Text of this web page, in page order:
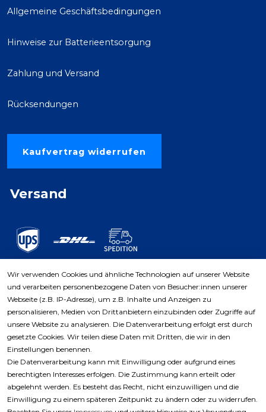
Allgemeine Geschäftsbedingungen
Hinweise zur Batterieentsorgung
Zahlung und Versand
Rücksendungen
Kaufvertrag widerrufen
Versand
Zahlungsarten
Wir verwenden Cookies und ähnliche Technologien auf unserer Website
und verarbeiten personenbezogene Daten von Besucher:innen unserer
Webseite (z.B. IP-Adresse), um z.B. Inhalte und Anzeigen zu
personalisieren, Medien von Drittanbietern einzubinden oder Zugriffe auf
unsere Website zu analysieren. Die Datenverarbeitung erfolgt erst durch
gesetzte Cookies. Wir teilen diese Daten mit Dritten, die wir in den
Einstellungen benennen.
Die Datenverarbeitung kann mit Einwilligung oder aufgrund eines
berechtigten Interesses erfolgen. Die Zustimmung kann erteilt oder
abgelehnt werden. Es besteht das Recht, nicht einzuwilligen und die
Einwilligung zu einem späteren Zeitpunkt zu ändern oder zu widerrufen.